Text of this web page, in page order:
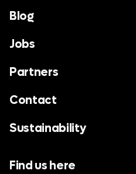
Blog
Jobs
Partners
Contact
Sustainability
Find us here